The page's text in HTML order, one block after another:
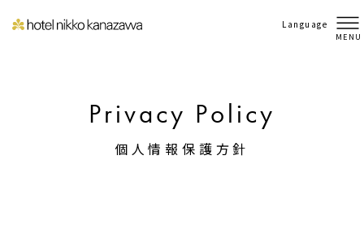
Language
MENU
Privacy Policy
個人情報保護方針